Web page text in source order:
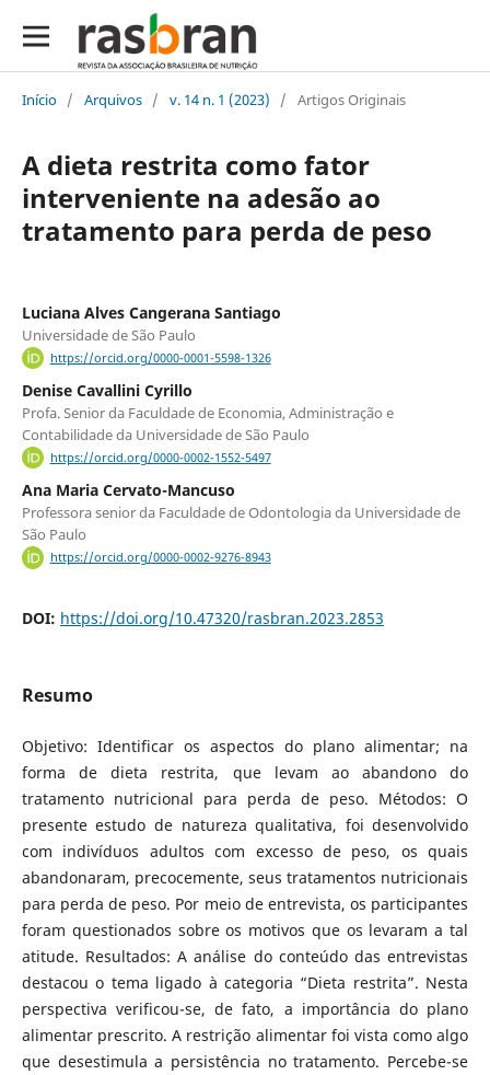
Início / Arquivos / v. 14 n. 1 (2023) / Artigos Originais
A dieta restrita como fator
interveniente na adesão ao
tratamento para perda de peso
Luciana Alves Cangerana Santiago
Universidade de São Paulo
https://orcid.org/0000-0001-5598-1326
Denise Cavallini Cyrillo
Profa. Senior da Faculdade de Economia, Administração e
Contabilidade da Universidade de São Paulo
https://orcid.org/0000-0002-1552-5497
Ana Maria Cervato-Mancuso
Professora senior da Faculdade de Odontologia da Universidade de
São Paulo
https://orcid.org/0000-0002-9276-8943
DOI: https://doi.org/10.47320/rasbran.2023.2853
Resumo
Objetivo: Identificar os aspectos do plano alimentar; na
forma de dieta restrita, que levam ao abandono do
tratamento nutricional para perda de peso. Métodos: O
presente estudo de natureza qualitativa, foi desenvolvido
com indivíduos adultos com excesso de peso, os quais
abandonaram, precocemente, seus tratamentos nutricionais
para perda de peso. Por meio de entrevista, os participantes
foram questionados sobre os motivos que os levaram a tal
atitude. Resultados: A análise do conteúdo das entrevistas
destacou o tema ligado à categoria “Dieta restrita”. Nesta
perspectiva verificou-se, de fato, a importância do plano
alimentar prescrito. A restrição alimentar foi vista como algo
que desestimula a persistência no tratamento. Percebe-se